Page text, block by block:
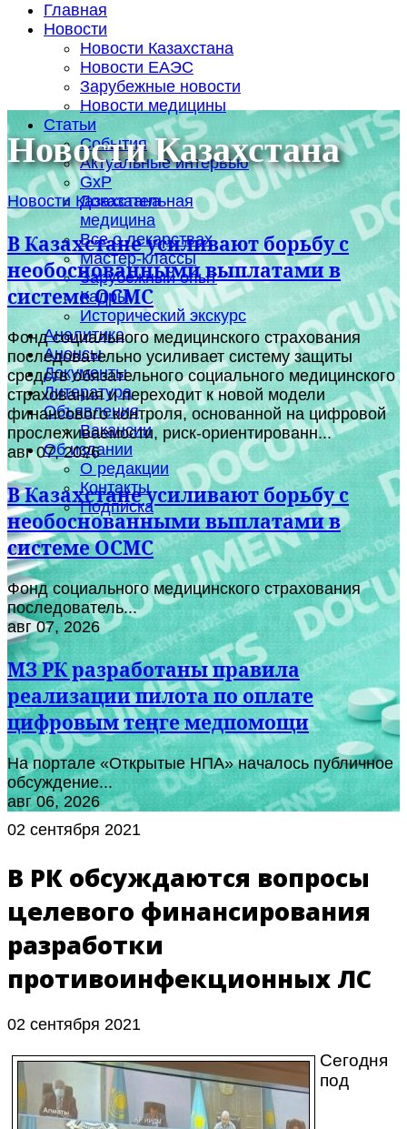
Главная
Новости
Новости Казахстана
Новости ЕАЭС
Зарубежные новости
Новости медицины
Статьи
События
Актуальные интервью
GxP
Доказательная
медицина
Все о лекарствах
Мастер-классы
Зарубежный опыт
Кадры
Исторический экскурс
Аналитика
Анонсы
Документы
Литература
Объявления
Вакансии
Об издании
О редакции
Контакты
Подписка
Новости Казахстана
Новости Казахстана
В Казахстане усиливают борьбу с
необоснованными выплатами в
системе ОСМС
Фонд социального медицинского страхования
последовательно усиливает систему защиты
средств обязательного социального медицинского
страхования и переходит к новой модели
финансового контроля, основанной на цифровой
прослеживаемости, риск-ориентированн...
авг 07, 2026
В Казахстане усиливают борьбу с
необоснованными выплатами в
системе ОСМС
Фонд социального медицинского страхования
последователь...
авг 07, 2026
МЗ РК разработаны правила
реализации пилота по оплате
цифровым теңге медпомощи
На портале «Открытые НПА» началось публичное
обсуждение...
авг 06, 2026
02 сентября 2021
В РК обсуждаются вопросы
целевого финансирования
разработки
противоинфекционных ЛС
02 сентября 2021
Сегодня
под